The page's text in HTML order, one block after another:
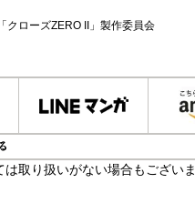
クローズZERO II」製作委員会
取り扱いがない場合もござい